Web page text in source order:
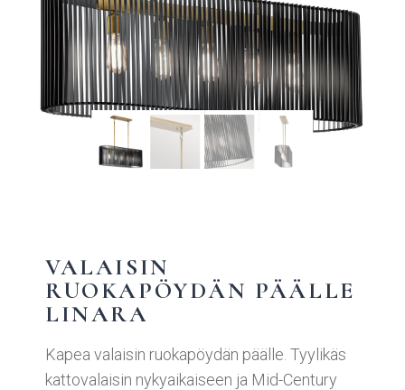
VALAISIN
RUOKAPÖYDÄN PÄÄLLE
LINARA
Kapea valaisin ruokapöydän päälle. Tyylikäs
kattovalaisin nykyaikaiseen ja Mid-Century